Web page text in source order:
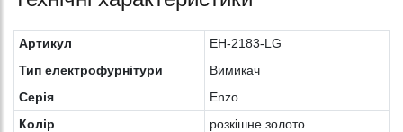
Артикул
EH-2183-LG
Тип електрофурнітури
Вимикач
Серія
Enzo
Колiр
розкішне золото